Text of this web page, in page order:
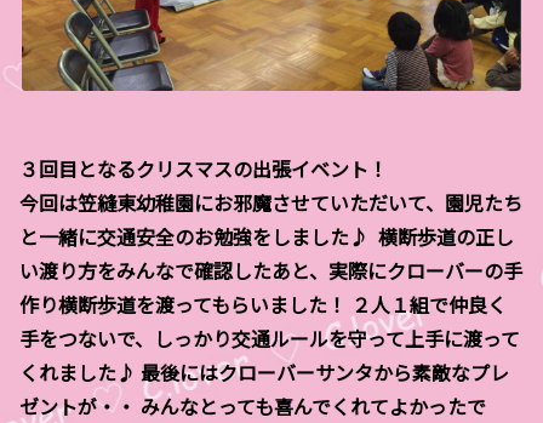
３回目となるクリスマスの出張イベント！
今回は笠縫東幼稚園にお邪魔させていただいて、園児たち
と一緒に交通安全のお勉強をしました♪ 横断歩道の正し
い渡り方をみんなで確認したあと、実際にクローバーの手
作り横断歩道を渡ってもらいました！ ２人１組で仲良く
手をつないで、しっかり交通ルールを守って上手に渡って
くれました♪ 最後にはクローバーサンタから素敵なプレ
ゼントが・・ みんなとっても喜んでくれてよかったで